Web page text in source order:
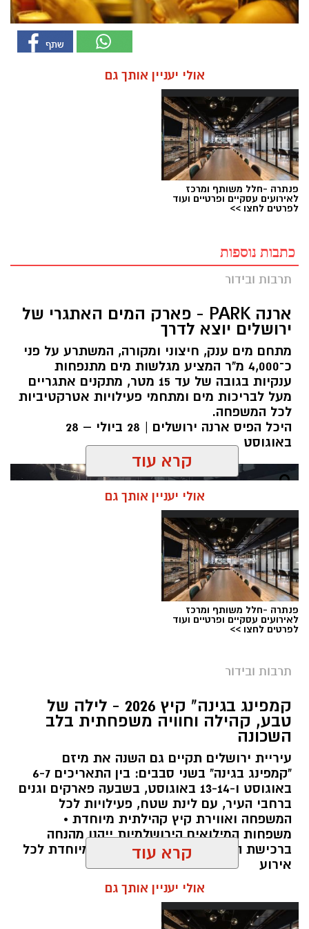
אולי יעניין אותך גם
פנתרה -חלל משותף ומרכז
לאירועים עסקיים ופרטיים ועוד
לפרטים לחצו >>
כתבות נוספות
תרבות ובידור
ארנה PARK - פארק המים האתגרי של
ירושלים יוצא לדרך
מתחם מים ענק, חיצוני ומקורה, המשתרע על פני
כ־4,000 מ"ר המציע מגלשות מים מתנפחות
ענקיות בגובה של עד 15 מטר, מתקנים אתגריים
מעל לבריכות מים ומתחמי פעילויות אטרקטיביות
לכל המשפחה.
היכל הפיס ארנה ירושלים | 28 ביולי – 28
באוגוסט
מערכת ירושלים נט / 10:00 28.07.26
תגים:פארק המים
עיריית ירושלים, באמצעות החברה העירונית
"אריאל", מרעננת את הקיץ הירושלמי עם ארנה
PARK - פארק המים האתגרי של ירושלים, שייפתח
היום (ג', 28 ביולי ) בהיכל הפיס ארנה בירושלים.
הפארק החדש יתפרס על פני שני מתחמים
מרכזיים, מתחם חיצוני פתוח ומתחם פנימי מקורה.
המתחם החיצוני יכלול מגוון מתנפחי ענק של
קרא עוד
אולי יעניין אותך גם
פנתרה -חלל משותף ומרכז
לאירועים עסקיים ופרטיים ועוד
לפרטים לחצו >>
תרבות ובידור
קמפינג בגינה" קיץ 2026 - לילה של
טבע, קהילה וחוויה משפחתית בלב
השכונה
עיריית ירושלים תקיים גם השנה את מיזם
"קמפינג בגינה" בשני סבבים: בין התאריכים 6-7
באוגוסט ו-13-14 באוגוסט, בשבעה פארקים וגנים
ברחבי העיר, עם לינת שטח, פעילויות לכל
המשפחה ואווירת קיץ קהילתית מיוחדת •
משפחות המילואים הירושלמיות ייהנו מהנחה
ברכישת הכרטיסים ושמירת הקצאה מיוחדת לכל
אירוע
קרא עוד
אולי יעניין אותך גם